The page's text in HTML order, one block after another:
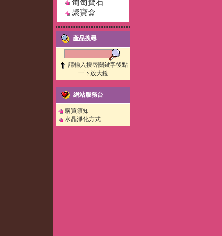
葡萄寶石
聚寶盒
產品搜尋
請輸入搜尋關鍵字後點
一下放大鏡
網站服務台
購買須知
水晶淨化方式